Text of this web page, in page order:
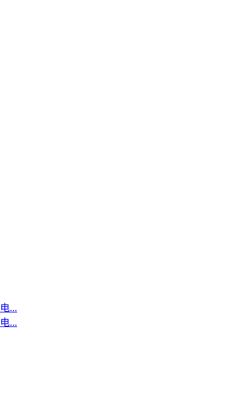
...
...